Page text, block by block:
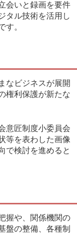
会いと録画を要件
タル技術を活用し
す。
なビジネスが展開
権利保護が新たな
意匠制度小委員会
等を表わした画像
で検討を進めると
握や、関係機関の
盤の整備、各種制